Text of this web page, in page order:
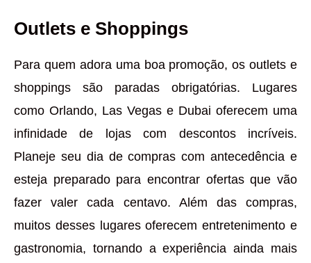
Outlets e Shoppings
Para quem adora uma boa promoção, os outlets e
shoppings são paradas obrigatórias. Lugares
como Orlando, Las Vegas e Dubai oferecem uma
infinidade de lojas com descontos incríveis.
Planeje seu dia de compras com antecedência e
esteja preparado para encontrar ofertas que vão
fazer valer cada centavo. Além das compras,
muitos desses lugares oferecem entretenimento e
gastronomia, tornando a experiência ainda mais